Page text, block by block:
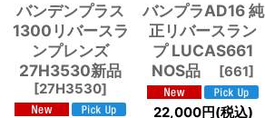
バンデンプラス
1300リバースラ
ンプレンズ
27H3530新品
[27H3530]
バンプラAD16 純
正リバースラン
プ LUCAS661
NOS品
[661]
22,000円(税込)